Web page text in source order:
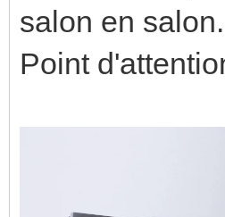
salon en
Point